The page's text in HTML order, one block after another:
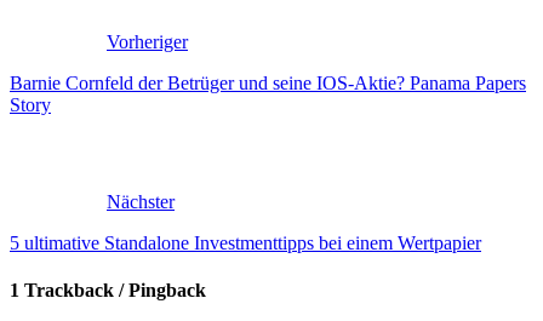
Vorheriger
Barnie Cornfeld der Betrüger und seine IOS-Aktie? Panama Papers
Story
Nächster
5 ultimative Standalone Investmenttipps bei einem Wertpapier
1 Trackback / Pingback